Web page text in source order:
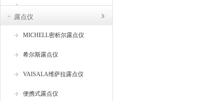
器
露点仪
MICHELL密析尔露点仪
希尔斯露点仪
VAISALA维萨拉露点仪
便携式露点仪